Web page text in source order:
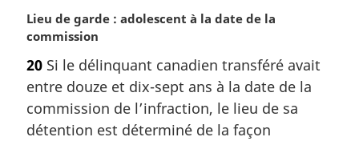
N
o
e
m
a
r
Lieu de garde : adolescent à la date de la
commission
20 Si le délinquant canadien transféré avait
entre douze et dix-sept ans à la date de la
commission de l’infraction, le lieu de sa
détention est déterminé de la façon